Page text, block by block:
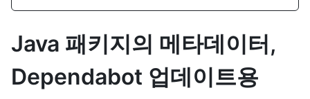
Java 패키지의 메타데이터,
Dependabot 업데이트용